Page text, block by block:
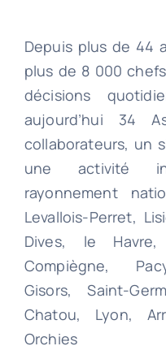
Depuis plus de 44
plus de 8 000
décisions
aujourd’hui 34
collaborateurs, un
une activité
rayonnement
Levallois-Perret,
Dives, le
Compiègne,
Gisors, Saint-
Chatou, Lyon,
Orchies